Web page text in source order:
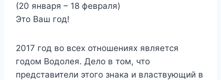
(20 января – 18 февраля)
Это Ваш год!
2017 год во всех отношениях является
годом Водолея. Дело в том, что
представители этого знака и властвующий в